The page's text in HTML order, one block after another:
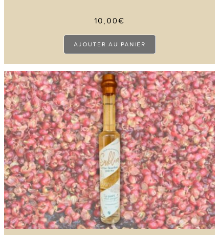
10,00€
AJOUTER AU PANIER